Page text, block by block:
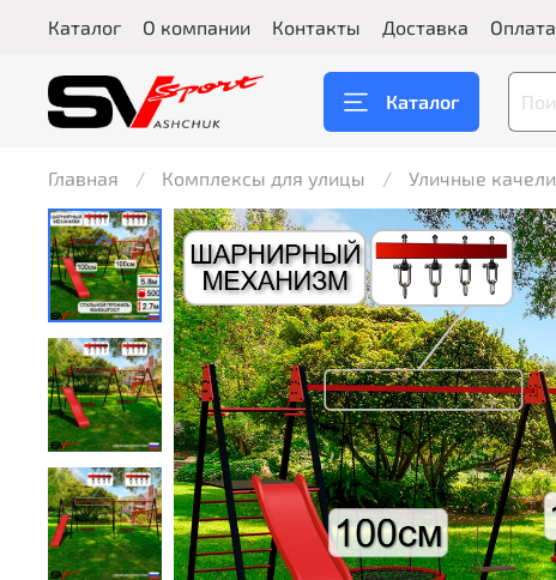
Каталог О компании Контакты Доставка Оплата
Каталог
Главная Комплексы для улицы Уличные качели